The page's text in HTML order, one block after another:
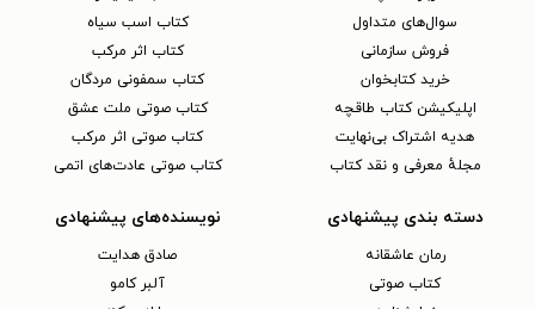
سوال‌های متداول
فروش سازمانی
خرید کتابخوان
اپلیکیشن کتاب طاقچه
هدیه اشتراک بی‌نهایت
مجلهٔ معرفی و نقد کتاب
کتاب اسب سیاه
کتاب اثر مرکب
کتاب سمفونی مردگان
کتاب صوتی ملت عشق
کتاب صوتی اثر مرکب
کتاب صوتی عادت‌های اتمی
دسته بندی پیشنهادی
رمان عاشقانه
کتاب‌ صوتی
نویسنده‌های پیشنهادی
صادق هدایت
آلبر کامو